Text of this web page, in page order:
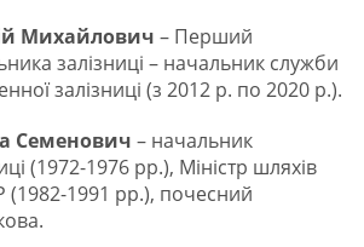
Михайлович – Перший
залізниці – начальник служби
залізниці (з 2012 р. по 2020 р.).
Семенович – начальник
(1972-1976 рр.), Міністр шляхів
(1982-1991 рр.), почесний